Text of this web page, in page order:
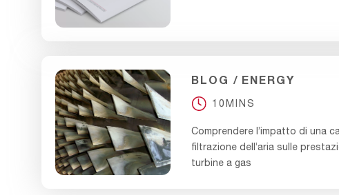
BLOG ENERGY
10MINS
Comprendere l’impatto di una
filtrazione dell’aria sulle
turbine a gas